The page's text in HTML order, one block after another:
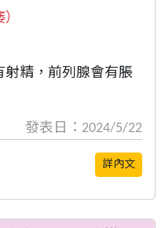
射精，前列腺會有脹
發表日：2024/5/22
詳內文